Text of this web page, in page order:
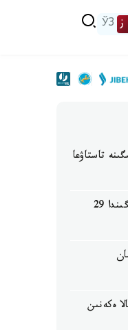
ЎЗ
تاستاۋعا
قازاقستاننىڭ ۇلتتىق تاۋارلار كاتالوگىندا 29
ەكەنىن